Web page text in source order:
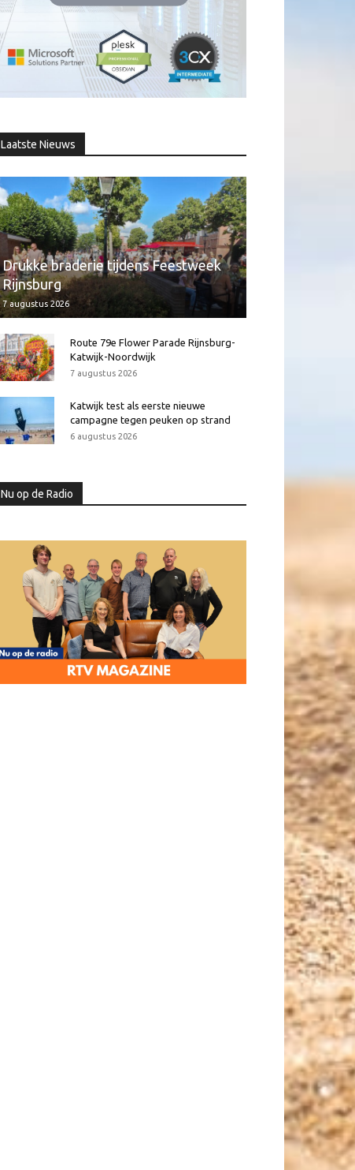
Laatste Nieuws
Drukke braderie tijdens Feestweek
Rijnsburg
7 augustus 2026
Route 79e Flower Parade Rijnsburg-
Katwijk-Noordwijk
7 augustus 2026
Katwijk test als eerste nieuwe
campagne tegen peuken op strand
6 augustus 2026
Nu op de Radio